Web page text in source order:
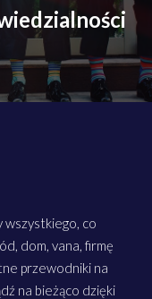
wszystkiego, co
dom, vana, firmę
przewodniki na
na bieżąco dzięki